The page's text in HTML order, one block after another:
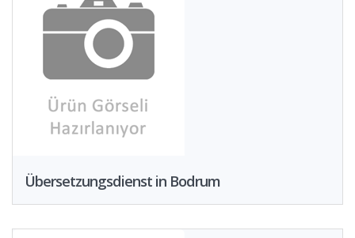
Übersetzungsdienst in Bodrum